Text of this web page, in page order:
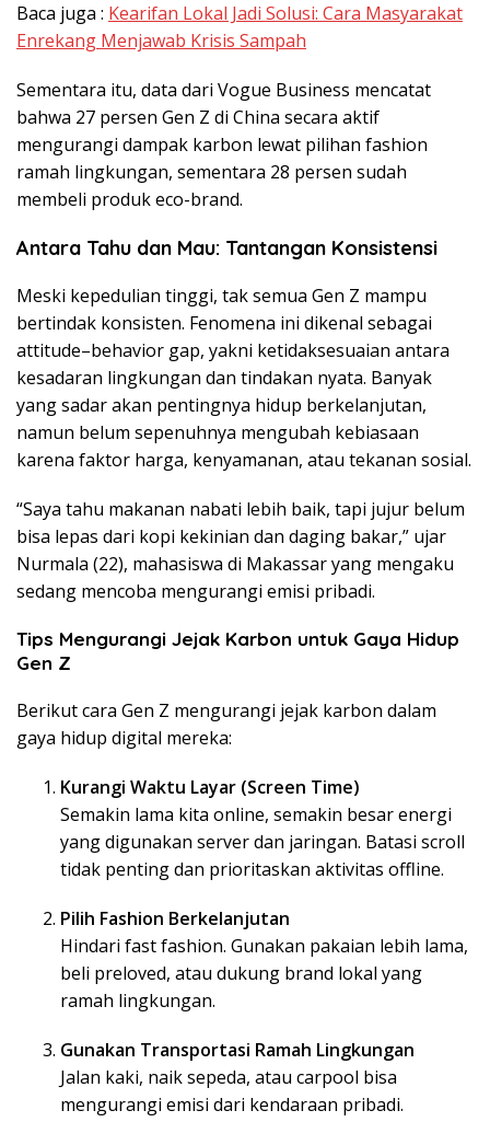
Baca juga : Kearifan Lokal Jadi Solusi: Cara Masyarakat
Enrekang Menjawab Krisis Sampah
Sementara itu, data dari Vogue Business mencatat
bahwa 27 persen Gen Z di China secara aktif
mengurangi dampak karbon lewat pilihan fashion
ramah lingkungan, sementara 28 persen sudah
membeli produk eco-brand.
Antara Tahu dan Mau: Tantangan Konsistensi
Meski kepedulian tinggi, tak semua Gen Z mampu
bertindak konsisten. Fenomena ini dikenal sebagai
attitude–behavior gap, yakni ketidaksesuaian antara
kesadaran lingkungan dan tindakan nyata. Banyak
yang sadar akan pentingnya hidup berkelanjutan,
namun belum sepenuhnya mengubah kebiasaan
karena faktor harga, kenyamanan, atau tekanan sosial.
“Saya tahu makanan nabati lebih baik, tapi jujur belum
bisa lepas dari kopi kekinian dan daging bakar,” ujar
Nurmala (22), mahasiswa di Makassar yang mengaku
sedang mencoba mengurangi emisi pribadi.
Tips Mengurangi Jejak Karbon untuk Gaya Hidup
Gen Z
Berikut cara Gen Z mengurangi jejak karbon dalam
gaya hidup digital mereka:
Kurangi Waktu Layar (Screen Time)
Semakin lama kita online, semakin besar energi
yang digunakan server dan jaringan. Batasi scroll
tidak penting dan prioritaskan aktivitas offline.
Pilih Fashion Berkelanjutan
Hindari fast fashion. Gunakan pakaian lebih lama,
beli preloved, atau dukung brand lokal yang
ramah lingkungan.
Gunakan Transportasi Ramah Lingkungan
Jalan kaki, naik sepeda, atau carpool bisa
mengurangi emisi dari kendaraan pribadi.